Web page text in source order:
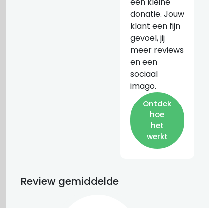
een kleine
donatie. Jouw
klant een fijn
gevoel, jij
meer reviews
en een
sociaal
imago.
Ontdek
hoe
het
werkt
Review gemiddelde